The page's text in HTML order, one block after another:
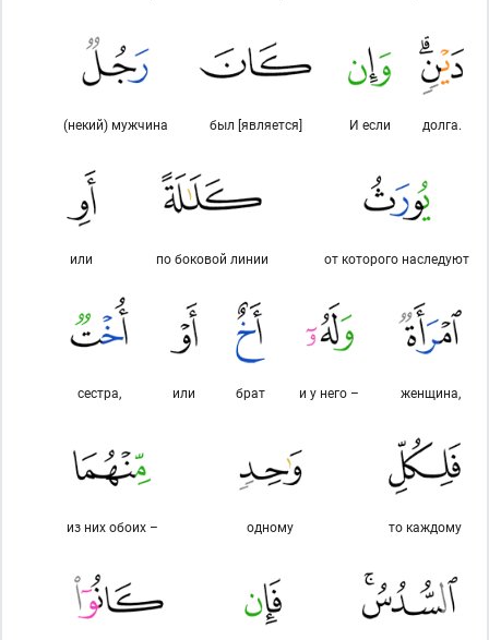
долга.
И если
был [является]
(некий) мужчина
от которого наследуют
по боковой линии
или
женщина,
и у него –
брат
или
сестра,
то каждому
одному
из них обоих –